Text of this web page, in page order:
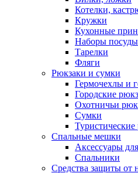
Котелки,
Кружки
Кухонные
Наборы посуды
Тарелки
Фляги
Рюкзаки и сумки
Гермочехлы и
Городские
Охотничьи
Сумки
Туристические
Спальные мешки
Аксессуары
Спальники
Средства защиты от